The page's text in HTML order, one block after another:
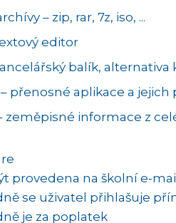
– zip, rar, 7z, iso, ...
editor
balík, alternativa
– přenosné aplikace a jejich
zeměpisné informace z
provedena na školní e-
se uživatel přihlašuje
je za poplatek